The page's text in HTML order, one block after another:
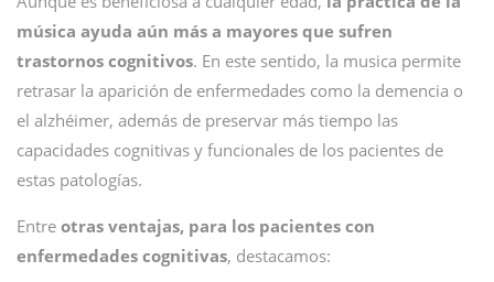
música ayuda aún más a mayores que sufren
trastornos cognitivos. En este sentido, la musica permite
retrasar la aparición de enfermedades como la demencia o
el alzhéimer, además de preservar más tiempo las
capacidades cognitivas y funcionales de los pacientes de
estas patologías.
Entre otras ventajas, para los pacientes con
enfermedades cognitivas, destacamos: